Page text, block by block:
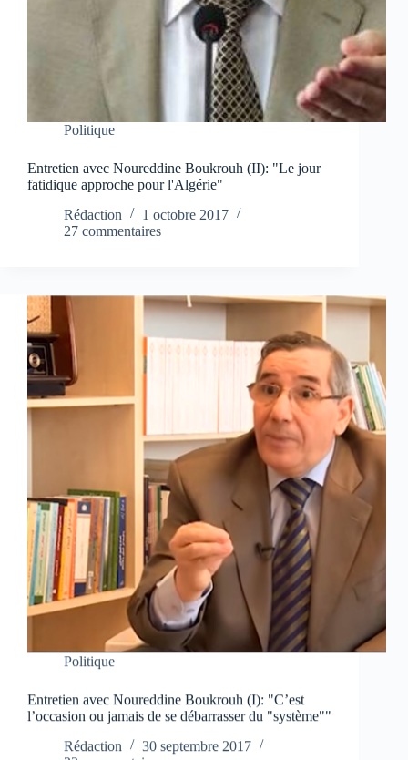
Politique
Entretien avec Noureddine Boukrouh (II): "Le jour
fatidique approche pour l'Algérie"
Rédaction
1 octobre 2017
27 commentaires
Politique
Entretien avec Noureddine Boukrouh (I): "C’est
l’occasion ou jamais de se débarrasser du "système""
Rédaction
30 septembre 2017